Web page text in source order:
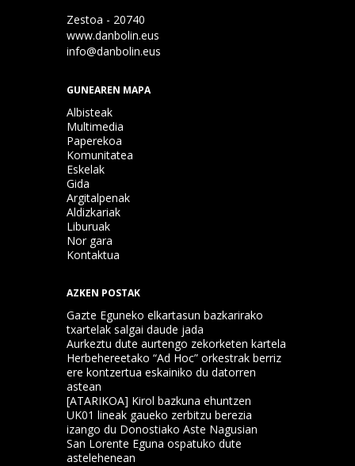
Zestoa - 20740
www.danbolin.eus
info@danbolin.eus
GUNEAREN MAPA
Albisteak
Multimedia
Paperekoa
Komunitatea
Eskelak
Gida
Argitalpenak
Aldizkariak
Liburuak
Nor gara
Kontaktua
AZKEN POSTAK
Gazte Eguneko elkartasun bazkarirako
txartelak salgai daude jada
Aurkeztu dute aurtengo zekorketen kartela
Herbehereetako “Ad Hoc” orkestrak berriz
ere kontzertua eskainiko du datorren
astean
[ATARIKOA] Kirol bazkuna ehuntzen
UK01 lineak gaueko zerbitzu berezia
izango du Donostiako Aste Nagusian
San Lorente Eguna ospatuko dute
astelehenean